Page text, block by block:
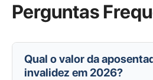
Perguntas
Qual o valor da
invalidez em 2026?